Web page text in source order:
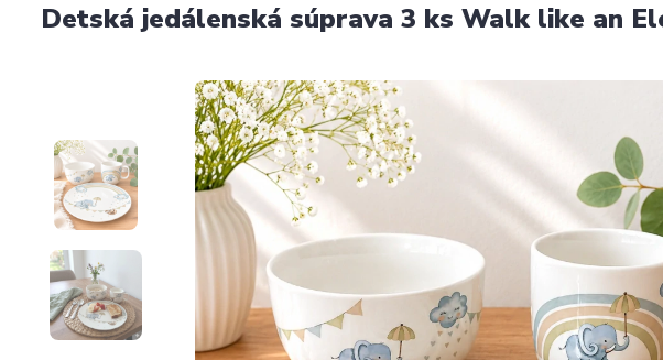
Detská jedálenská súprava 3 ks Walk like an